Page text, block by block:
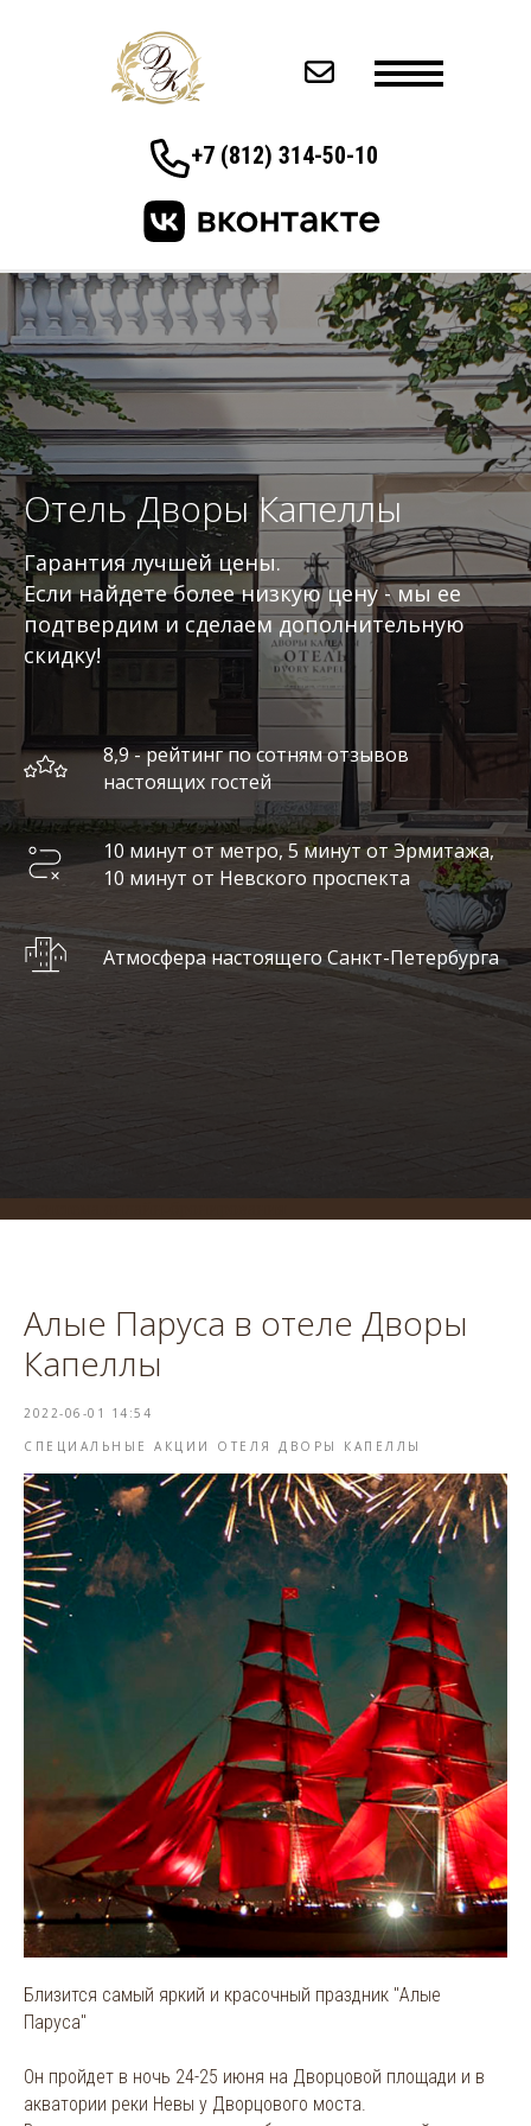
+7 (812) 314-50-10
Отель Дворы Капеллы
Гарантия лучшей цены.
Если найдете более низкую цену - мы ее
подтвердим и сделаем дополнительную
скидку!
8,9 - рейтинг по сотням отзывов
настоящих гостей
10 минут от метро, 5 минут от Эрмитажа,
10 минут от Невского проспекта
Атмосфера настоящего Санкт-Петербурга
Алые Паруса в отеле Дворы
Капеллы
2022-06-01 14:54
СПЕЦИАЛЬНЫЕ АКЦИИ ОТЕЛЯ ДВОРЫ КАПЕЛЛЫ
Близится самый яркий и красочный праздник "Алые
Паруса"
Он пройдет в ночь 24-25 июня на Дворцовой площади и в
акватории реки Невы у Дворцового моста.